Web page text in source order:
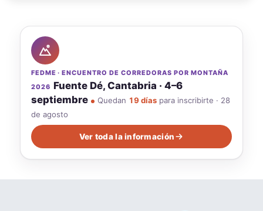
FEDME · ENCUENTRO DE CORREDORAS POR MONTAÑA
2026 Fuente Dé, Cantabria · 4–6
septiembre
Quedan 19 días para inscribirte · 28
de agosto
Ver toda la información